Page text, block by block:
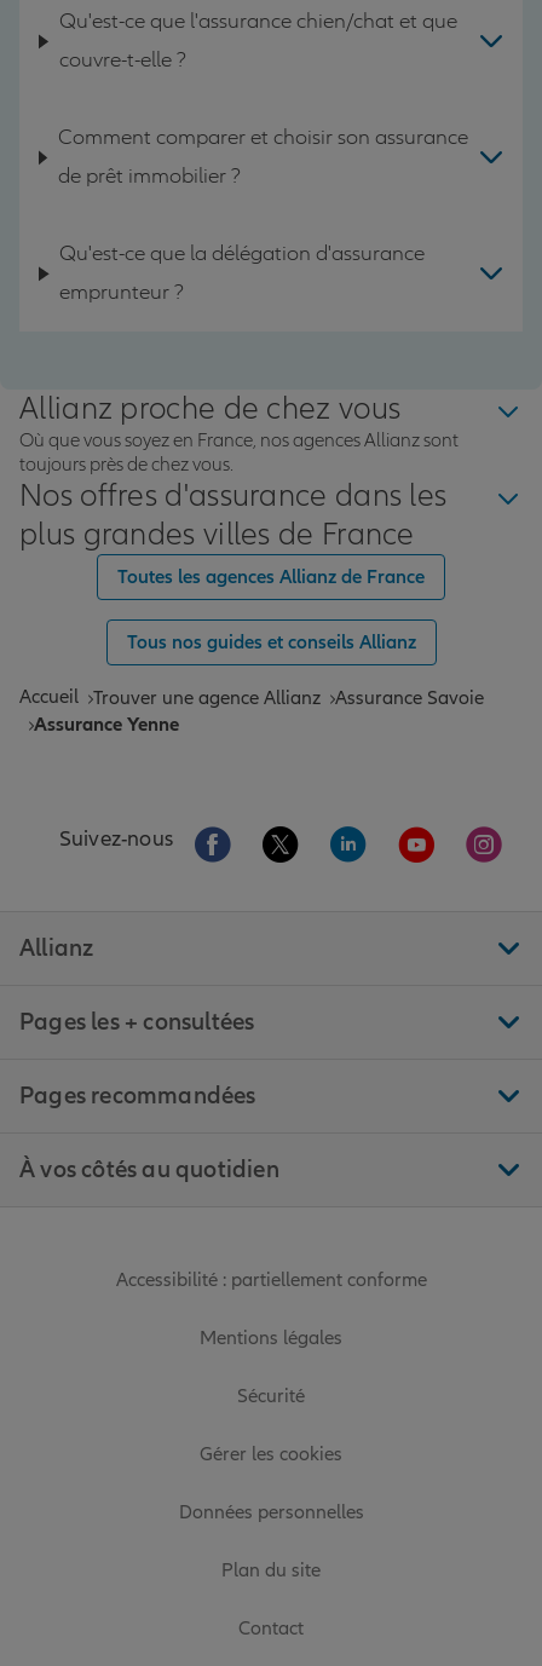
Qu'est-ce que l'assurance chien/chat et que
couvre-t-elle ?
Comment comparer et choisir son assurance
de prêt immobilier ?
Qu'est-ce que la délégation d'assurance
emprunteur ?
Allianz proche de chez vous
Où que vous soyez en France, nos agences Allianz sont
toujours près de chez vous.
Nos offres d'assurance dans les
plus grandes villes de France
Toutes les agences Allianz de France
Tous nos guides et conseils Allianz
Accueil Trouver une agence Allianz Assurance Savoie
Assurance Yenne
Suivez-nous Aller sur la page Facebook de Allianz
Aller sur la page Twitter de
Aller sur la page
Aller sur la
Aller
Allianz
Pages les + consultées
Pages recommandées
À vos côtés au quotidien
Accessibilité : partiellement conforme
Mentions légales
Sécurité
Gérer les cookies
Données personnelles
Plan du site
Contact